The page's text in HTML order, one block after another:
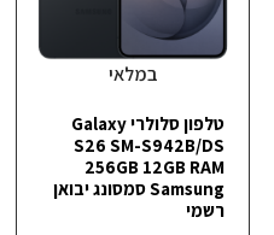
במלאי
טלפון סלולרי Galaxy
S26 SM-S942B/DS
256GB 12GB RAM
Samsung סמסונג יבואן
רשמי